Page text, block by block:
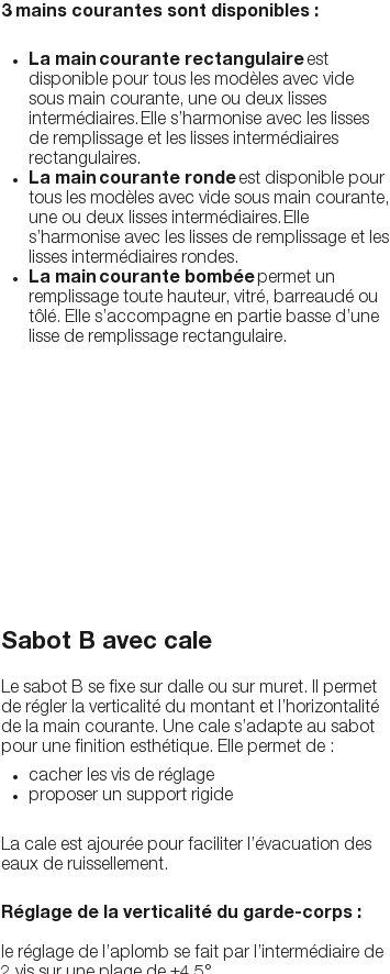
3 mains courantes sont disponibles :
La main courante rectangulaireest
disponible pour tous les modèles avec vide
sous main courante, une ou deux lisses
intermédiaires. Elle s’harmonise avec les lisses
de remplissage et les lisses intermédiaires
rectangulaires.
La main courante rondeest disponible pour
tous les modèles avec vide sous main courante,
une ou deux lisses intermédiaires. Elle
s’harmonise avec les lisses de remplissage et les
lisses intermédiaires rondes.
La main courante bombée permet un
remplissage toute hauteur, vitré, barreaudé ou
tôlé. Elle s’accompagne en partie basse d’une
lisse de remplissage rectangulaire.
Sabot B avec cale
Le sabot B se fixe sur dalle ou sur muret. Il permet
de régler la verticalité du montant et l’horizontalité
de la main courante. Une cale s’adapte au sabot
pour une finition esthétique. Elle permet de :
cacher les vis de réglage
proposer un support rigide
La cale est ajourée pour faciliter l’évacuation des
eaux de ruissellement.
Réglage de la verticalité du garde-corps :
le réglage de l’aplomb se fait par l’intermédiaire de